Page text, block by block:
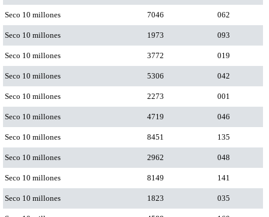
Seco 10 millones 7046 062
Seco 10 millones 1973 093
Seco 10 millones 3772 019
Seco 10 millones 5306 042
Seco 10 millones 2273 001
Seco 10 millones 4719 046
Seco 10 millones 8451 135
Seco 10 millones 2962 048
Seco 10 millones 8149 141
Seco 10 millones 1823 035